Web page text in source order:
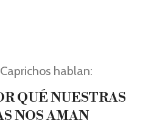
hablan:
QUÉ NUESTRAS
NOS AMAN